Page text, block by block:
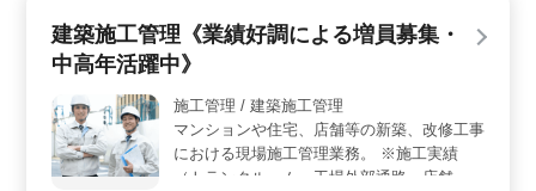
算、書類作成、施工図修正など、建築プロジェクトの管
理全般を担当します。お客様との打ち合わせや近隣住民
との対応もありますが、個人のお客様に対応するため、
休日に連絡が入ることもあります。その場合は振替休暇
や休日出勤手当が支給されます。 ＜条件と応募につ
いて＞ 2級建築施工管理技士以上の資格と普通自動車免
許が必要です。建築施工管理の経験が5年以上ある方を対
建築施工管理《業績好調による増員募集・
中高年活躍中》
施工管理 / 建築施工管理
マンションや住宅、店舗等の新築、改修工事
における現場施工管理業務。 ※施工実績
（トランクルーム、工場外部通路、店舗、大